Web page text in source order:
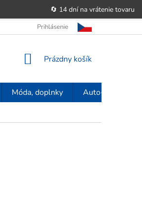
🔄 14 dní na vrátenie tovaru
PODMIENKY POUČENIE O PRÁVE
Prihlásenie
NÁKUPNÝ
Prázdny košík
Móda, doplnky Auto-moto